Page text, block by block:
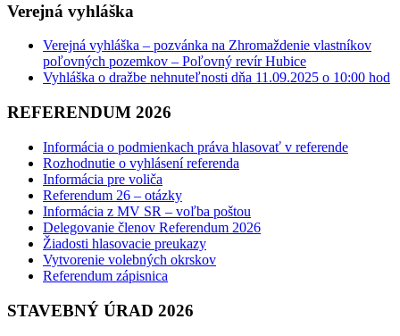
Verejná vyhláška
Verejná vyhláška – pozvánka na Zhromaždenie vlastníkov
poľovných pozemkov – Poľovný revír Hubice
Vyhláška o dražbe nehnuteľnosti dňa 11.09.2025 o 10:00 hod
REFERENDUM 2026
Informácia o podmienkach práva hlasovať v referende
Rozhodnutie o vyhlásení referenda
Informácia pre voliča
Referendum 26 – otázky
Informácia z MV SR – voľba poštou
Delegovanie členov Referendum 2026
Žiadosti hlasovacie preukazy
Vytvorenie volebných okrskov
Referendum zápisnica
STAVEBNÝ ÚRAD 2026